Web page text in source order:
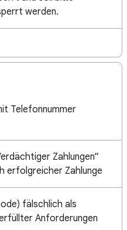
werden.
Telefonnummer
Zahlungen“
erfolgreicher Zahlunge
fälschlich als
Anforderungen